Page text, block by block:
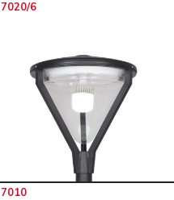
7020/6
7010